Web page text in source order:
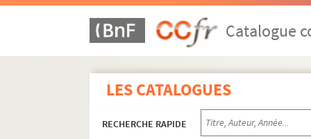
Catalogue
LES CATALOGUES
RECHERCHE RAPIDE
Georges Berr, Marcel Guillemaud. Le million
Mimi. Entre 1850 et 1945
Sacha Guitry. Un miracle : comédie en 4
Carlo Goldoni. Mirandoline, hôtelière de
Molière. Le misanthrope : comédie en 5